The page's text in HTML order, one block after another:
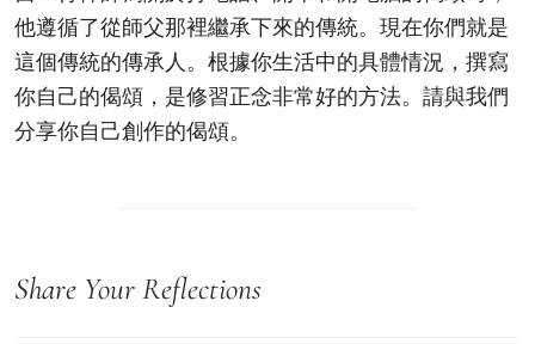
他遵循了從師父那裡繼承下來的傳統。現在你們就是
這個傳統的傳承人。根據你生活中的具體情況，撰寫
你自己的偈頌，是修習正念非常好的方法。請與我們
分享你自己創作的偈頌。
Share Your Reflections